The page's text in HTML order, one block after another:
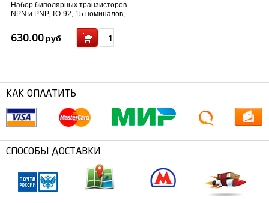
Набор биполярных транзисторов
NPN и PNP, ТО-92, 15 номиналов,
630.00 руб
КАК ОПЛАТИТЬ
СПОСОБЫ ДОСТАВКИ